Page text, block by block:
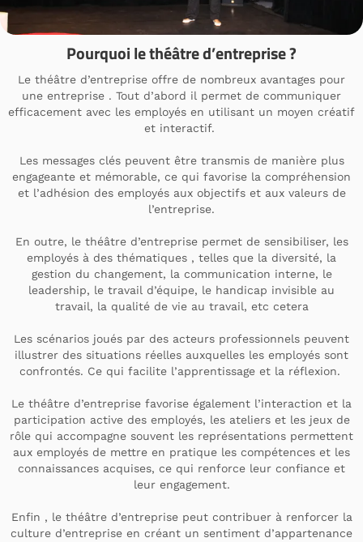
Pourquoi le théâtre d’entreprise ?
Le théâtre d’entreprise offre de nombreux avantages pour
une entreprise . Tout d’abord il permet de communiquer
efficacement avec les employés en utilisant un moyen créatif
et interactif.
Les messages clés peuvent être transmis de manière plus
engageante et mémorable, ce qui favorise la compréhension
et l’adhésion des employés aux objectifs et aux valeurs de
l’entreprise.
En outre, le théâtre d’entreprise permet de sensibiliser, les
employés à des thématiques , telles que la diversité, la
gestion du changement, la communication interne, le
leadership, le travail d’équipe, le handicap invisible au
travail, la qualité de vie au travail, etc cetera
Les scénarios joués par des acteurs professionnels peuvent
illustrer des situations réelles auxquelles les employés sont
confrontés. Ce qui facilite l’apprentissage et la réflexion.
Le théâtre d’entreprise favorise également l’interaction et la
participation active des employés, les ateliers et les jeux de
rôle qui accompagne souvent les représentations permettent
aux employés de mettre en pratique les compétences et les
connaissances acquises, ce qui renforce leur confiance et
leur engagement.
Enfin , le théâtre d’entreprise peut contribuer à renforcer la
culture d’entreprise en créant un sentiment d’appartenance